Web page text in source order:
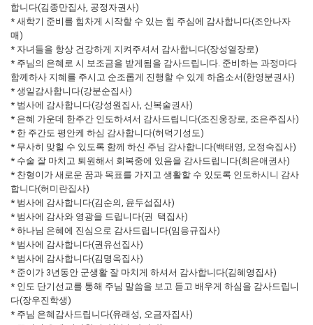
합니다(김종만집사, 공정자권사)
* 새학기 준비를 힘차게 시작할 수 있는 힘 주심에 감사합니다(조안나자
매)
* 자녀들을 항상 건강하게 지켜주셔서 감사합니다(장성열장로)
* 주님의 은혜로 시 보조금을 받게됨을 감사드립니다. 준비하는 과정마다
함께하사 지혜를 주시고 순조롭게 진행할 수 있게 하옵소서(한영분권사)
* 생일감사합니다(강분순집사)
* 범사에 감사합니다(강성원집사, 신복술권사)
* 은혜 가운데 한주간 인도하셔서 감사드립니다(조진웅장로, 조은주집사)
* 한 주간도 평안케 하심 감사합니다(허덕기성도)
* 무사히 맞힐 수 있도록 함께 하신 주님 감사합니다(백태영, 오정숙집사)
* 수술 잘 마치고 퇴원해서 회복중에 있음을 감사드립니다(최은애권사)
* 찬형이가 새로운 꿈과 목표를 가지고 생활할 수 있도록 인도하시니 감사
합니다(허미란집사)
* 범사에 감사합니다(김순의, 윤두섭집사)
* 범사에 감사와 영광을 드립니다(권 택집사)
* 하나님 은혜에 진심으로 감사드립니다(임응규집사)
* 범사에 감사합니다(권유선집사)
* 범사에 감사합니다(김명옥집사)
* 준이가 3년동안 군생활 잘 마치게 하셔서 감사합니다(김혜영집사)
* 인도 단기선교를 통해 주님 말씀을 보고 듣고 배우게 하심을 감사드립니
다(장우진학생)
* 주님 은혜감사드립니다(유래성, 오금자집사)